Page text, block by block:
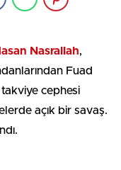
Nasrallah,
Fuad
cephesi
açık bir savaş.